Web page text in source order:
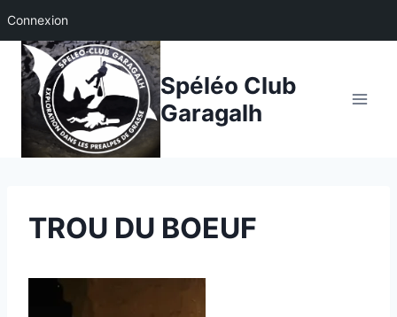
Connexion
Aller
contenu
Spéléo Club
Garagalh
TROU DU BOEUF